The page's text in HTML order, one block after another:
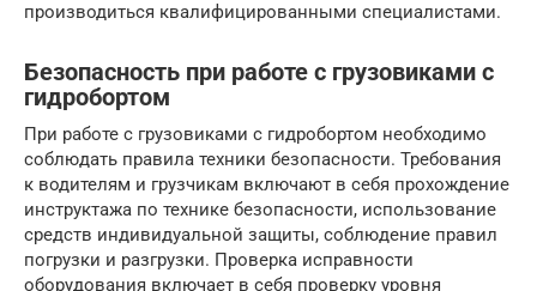
производиться квалифицированными специалистами.
Безопасность при работе с грузовиками с
гидробортом
При работе с грузовиками с гидробортом необходимо
соблюдать правила техники безопасности. Требования
к водителям и грузчикам включают в себя прохождение
инструктажа по технике безопасности, использование
средств индивидуальной защиты, соблюдение правил
погрузки и разгрузки. Проверка исправности
оборудования включает в себя проверку уровня